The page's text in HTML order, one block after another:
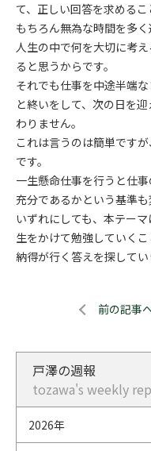
て、正しい回答を求めるこ
もちろん無為な時間を多
人生の中で何を大切に考
ると思うからです。
それでも仕事を中途半端
と終いをして、次の日を
わりません。
これは言うのは簡単です
です。
一生懸命仕事を行うと仕
充分であるかという基準も
いずれにしても、本テー
生をかけて勉強していくこ
納得が行く答えを探してい
前の記事
戸澤の週報
tozawa's weekly
2026年